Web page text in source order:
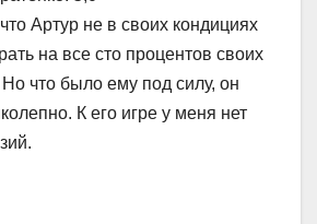
Артур не в своих кондициях
на все сто процентов своих
что было ему под силу, он
К его игре у меня нет